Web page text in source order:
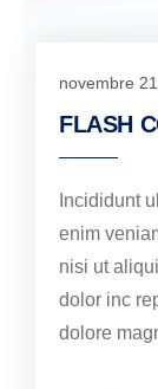
novembre
FLASH
Incididunt
enim
nisi ut
dolor inc
dolore